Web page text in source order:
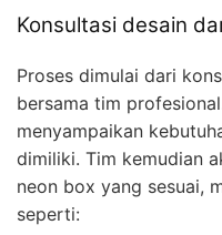
Konsultasi desain
Proses dimulai dari
bersama tim
menyampaikan
dimiliki. Tim kemudian
neon box yang sesuai,
seperti: